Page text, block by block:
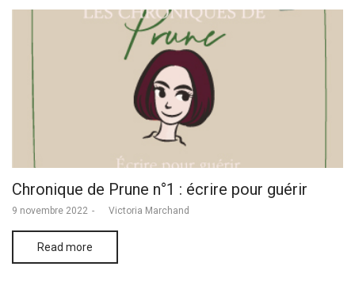
Chronique de Prune n°1 : écrire pour guérir
Posted
9 novembre 2022 byVictoria Marchand
Read more